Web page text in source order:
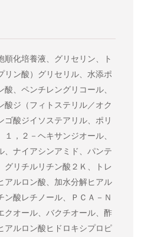
順化培養液、グリセリン、ト
リン酸）グリセリル、水添ポ
酸、ペンチレングリコール、
酸ジ（フィトステリル／オク
ゴ酸ジイソステアリル、ポリ
，２－ヘキサンジオール、
、ナイアシンアミド、パンテ
グリチルリチン酸２Ｋ、トレ
アルロン酸、加水分解ヒアル
ン酸レチノール、ＰＣＡ－Ｎ
クオール、バクチオール、酢
アルロン酸ヒドロキシプロピ